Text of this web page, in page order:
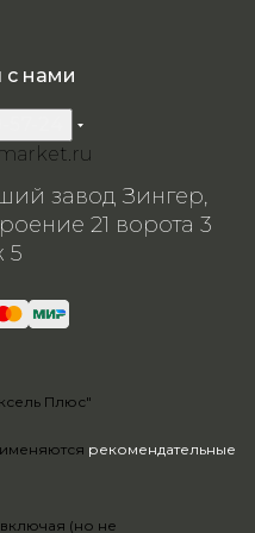
рекомендательные
(но не
с нами
завод Зингер,
21 ворота 3
5
Плюс"